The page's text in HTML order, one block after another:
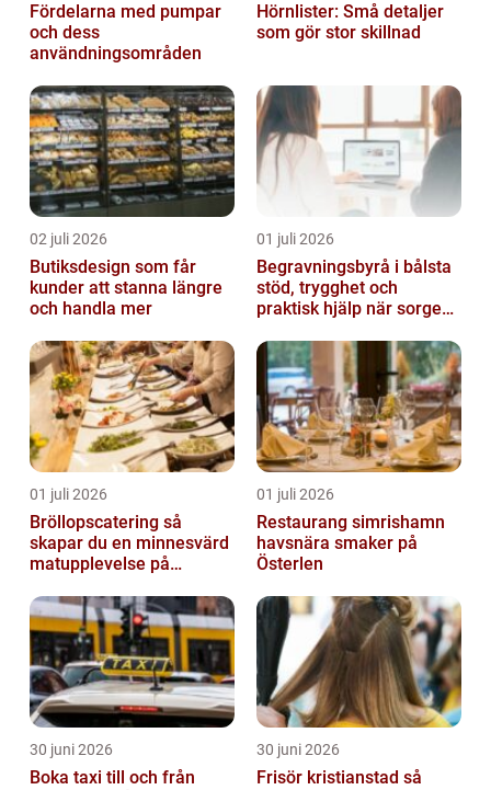
Fördelarna med pumpar
och dess
användningsområden
Hörnlister: Små detaljer
som gör stor skillnad
02 juli 2026
Butiksdesign som får
kunder att stanna längre
och handla mer
01 juli 2026
Begravningsbyrå i bålsta
stöd, trygghet och
praktisk hjälp när sorgen
01 juli 2026
Bröllopscatering så
skapar du en minnesvärd
matupplevelse på
01 juli 2026
Restaurang simrishamn
havsnära smaker på
Österlen
30 juni 2026
Boka taxi till och från
30 juni 2026
Frisör kristianstad så